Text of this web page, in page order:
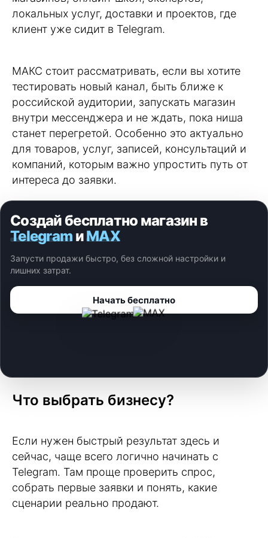
локальных услуг, доставки и проектов, где
клиент уже сидит в Telegram.
MАКС стоит рассматривать, если вы хотите
тестировать новый канал, быть ближе к
российской аудитории, запускать магазин
внутри мессенджера и не ждать, пока ниша
станет перегретой. Особенно это актуально
для товаров, услуг, записей, консультаций и
компаний, которым важно упростить путь от
интереса до заявки.
Создай бесплатно магазин в
Telegram иMAX
Запусти продажи быстро, без сложной настройки и
лишних затрат.
Начать бесплатно
Что выбрать бизнесу?
Если нужен быстрый результат здесь и
сейчас, чаще всего логично начинать с
Telegram. Там проще проверить спрос,
собрать первые заявки и понять, какие
сценарии реально продают.